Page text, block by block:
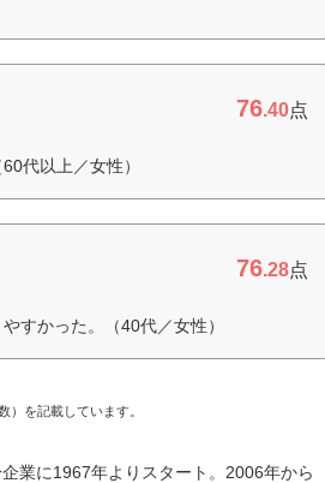
76.40点
代以上／女性）
76.28点
すかった。（40代／女性）
を記載しています。
業に1967年よりスタート。2006年から